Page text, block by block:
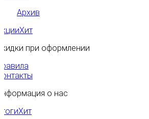
Архив
Хит
при оформлении
о нас
Хит